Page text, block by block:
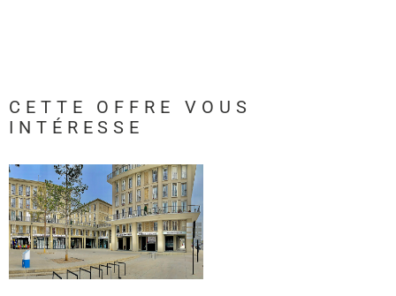
CETTE OFFRE
VOUS
INTÉRESSE